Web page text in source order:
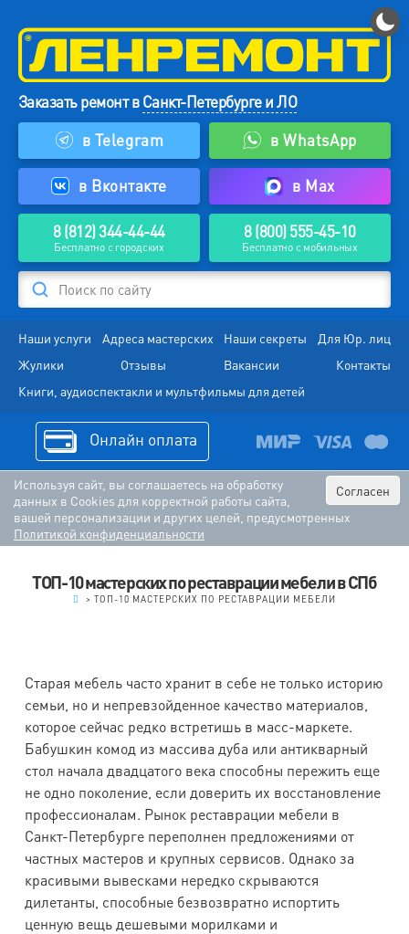
Заказать ремонт вСанкт-Петербурге и ЛО
в Telegram
в WhatsApp
в Вконтакте в Max
8 (812) 344-44-44
Бесплатно с городских
8 (800) 555-45-10
Бесплатно с мобильных
Поиск по сайту
Наши услуги Адреса мастерских Наши секреты
Для Юр. лиц
Жулики
Отзывы Вакансии
Контакты
Книги, аудиоспектакли и мультфильмы для детей
Онлайн оплата
Согласен
Используя сайт, вы соглашаетесь на обработку
данных в Cookies для корректной работы сайта,
вашей персонализации и других целей, предусмотренных
Политикой конфиденциальности
ТОП-10 мастерских по реставрации мебели в СПб
> ТОП-10 МАСТЕРСКИХ ПО РЕСТАВРАЦИИ МЕБЕЛИ
Старая мебель часто хранит в себе не только историю
семьи, но и непревзойденное качество материалов,
которое сейчас редко встретишь в масс-маркете.
Бабушкин комод из массива дуба или антикварный
стол начала двадцатого века способны пережить еще
не одно поколение, если доверить их восстановление
профессионалам. Рынок реставрации мебели в
Санкт-Петербурге переполнен предложениями от
частных мастеров и крупных сервисов. Однако за
красивыми вывесками нередко скрываются
дилетанты, способные безвозвратно испортить
ценную вещь дешевыми морилками и